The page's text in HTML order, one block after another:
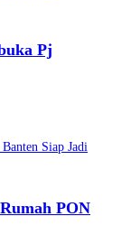
Pj
PON